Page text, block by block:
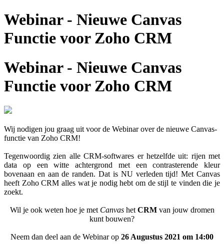
Webinar - Nieuwe Canvas
Functie voor Zoho CRM
Webinar - Nieuwe Canvas
Functie voor Zoho CRM
Wij nodigen jou graag uit voor de Webinar over de nieuwe Canvas-
functie van Zoho CRM!
Tegenwoordig zien alle CRM-softwares er hetzelfde uit: rijen met
data op een witte achtergrond met een contrasterende kleur
bovenaan en aan de randen. Dat is NU verleden tijd! Met Canvas
heeft Zoho CRM alles wat je nodig hebt om de stijl te vinden die je
zoekt.
Wil je ook weten hoe je met Canvashet CRMvan jouw dromen
kunt bouwen?
Neem dan deel aan de Webinar op 26 Augustus 2021 om 14:00